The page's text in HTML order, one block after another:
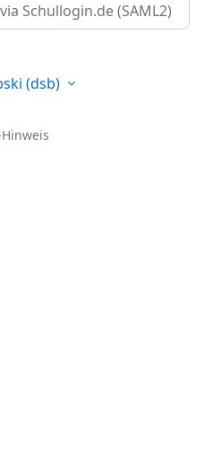
Schullogin.de (SAML2)
‎(dsb)‎